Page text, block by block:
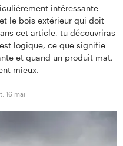
intéressante
le bois extérieur qui doit
cet article, tu découvriras
logique, ce que signifie
et quand un produit mat,
mieux.
16 mai